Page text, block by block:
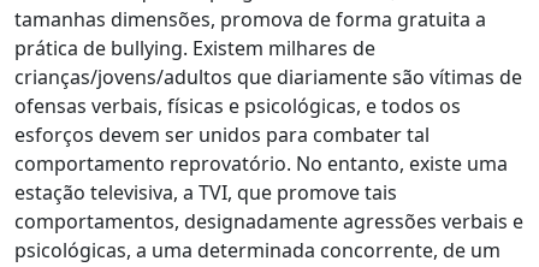
tamanhas dimensões, promova de forma gratuita a
prática de bullying. Existem milhares de
crianças/jovens/adultos que diariamente são vítimas de
ofensas verbais, físicas e psicológicas, e todos os
esforços devem ser unidos para combater tal
comportamento reprovatório. No entanto, existe uma
estação televisiva, a TVI, que promove tais
comportamentos, designadamente agressões verbais e
psicológicas, a uma determinada concorrente, de um